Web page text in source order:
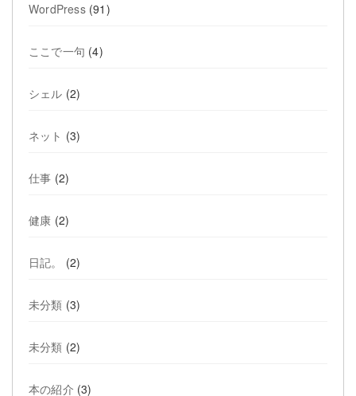
WordPress(91)
ここで一句 (4)
シェル (2)
ネット (3)
仕事 (2)
健康 (2)
日記。 (2)
未分類 (3)
未分類 (2)
本の紹介 (3)